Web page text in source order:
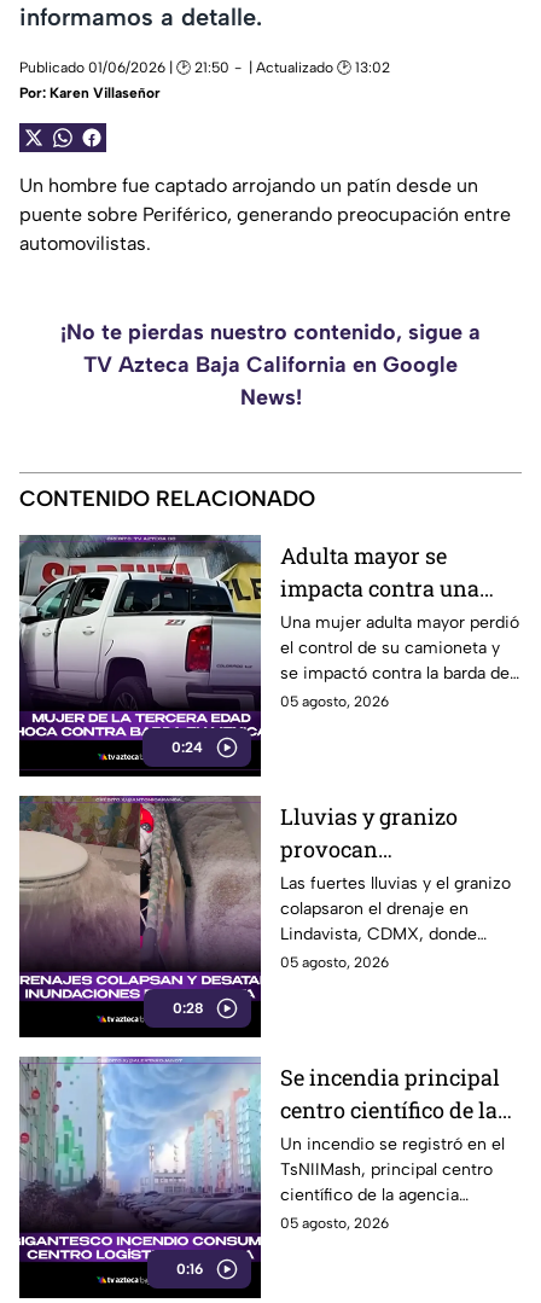
informamos a detalle.
Publicado 01/06/2026 | 🕑 21:50
| Actualizado 🕑 13:02
Por: Karen Villaseñor
Un hombre fue captado arrojando un patín desde un
puente sobre Periférico, generando preocupación entre
automovilistas.
¡No te pierdas nuestro contenido, sigue a
TV Azteca Baja California en Google
News!
CONTENIDO RELACIONADO
0:24
Adulta mayor se
impacta contra una
barda tras perder el
control de su
camioneta en Mexicali
Una mujer adulta mayor perdió
el control de su camioneta y
se impactó contra la barda de
un predio en el cruce de las
05 agosto, 2026
0:28
Lluvias y granizo
provocan
inundaciones en
Lindavista; agua brota
de los escusados
Las fuertes lluvias y el granizo
colapsaron el drenaje en
Lindavista, CDMX, donde
vecinos reportaron
05 agosto, 2026
0:16
Se incendia principal
centro científico de la
agencia espacial rusa
Roscosmos
Un incendio se registró en el
TsNIIMash, principal centro
científico de la agencia
espacial rusa Roscosmos. El
05 agosto, 2026